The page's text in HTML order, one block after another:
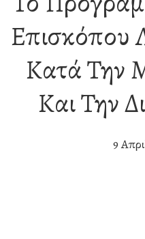
Επισκόπου
Κατά Την
Και Την
9